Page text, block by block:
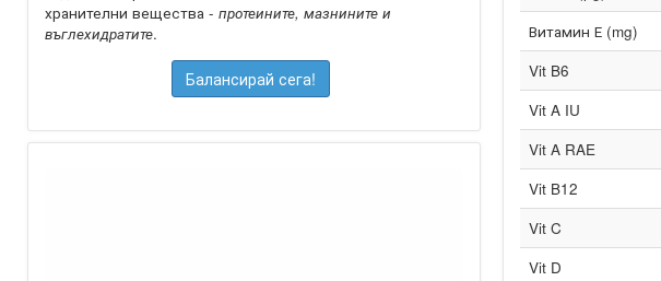
хранителни вещества - протеините, мазнините и
въглехидратите.
Балансирай сега!
Витамин Е (mg)
Vit B6
Vit A IU
Vit A RAE
Vit B12
Vit C
Vit D